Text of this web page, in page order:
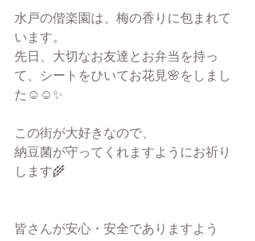
水戸の偕楽園は、梅の香りに包まれて
います。
先日、大切なお友達とお弁当を持っ
て、シートをひいてお花見🌸をしまし
た☺︎☺︎✨
この街が大好きなので、
納豆菌が守ってくれますようにお祈り
します🌾
皆さんが安心・安全でありますよう